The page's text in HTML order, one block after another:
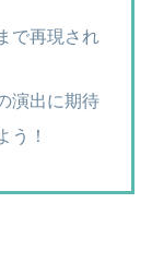
で再現され
演出に期待
う！